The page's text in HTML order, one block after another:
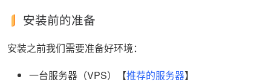
安装前的准备
安装之前我们需要准备好环境：
一台服务器（VPS）【推荐的服务器】